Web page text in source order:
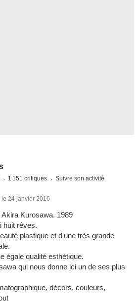
1 151 critiques Suivre son activité
le 24 janvier 2016
Kurosawa. 1989
huit rêves.
plastique et d'une très grande
égale qualité esthétique.
qui nous donne ici un de ses plus
décors, couleurs,